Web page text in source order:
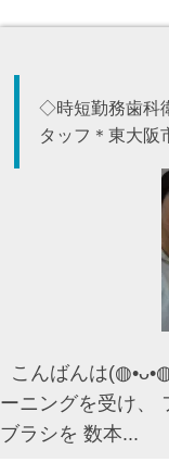
◇時短勤務歯科
タッフ＊東大阪
こんばんは
ーニングを受け、
ブラシを 数本...